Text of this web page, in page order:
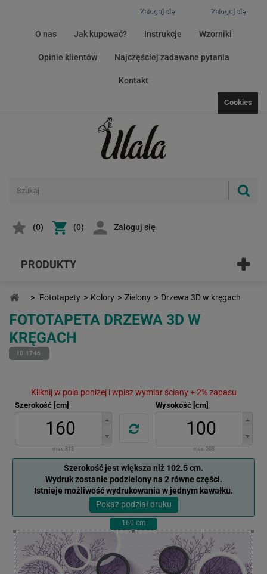
Zaloguj się
Zaloguj się
O nas Jak kupować? Instrukcje Wzorniki
Opinie klientów Najczęściej zadawane pytania
Kontakt
Cookies
(0) (0) Zaloguj się
PRODUKTY
> Fototapety > Kolory > Zielony > Drzewa 3D w kręgach
FOTOTAPETA DRZEWA 3D W
KRĘGACH
ID 1746
Kliknij w pola poniżej i wpisz wymiar ściany + 2% zapasu
Szerokość [cm]
max: 813
Wysokość [cm]
max: 508
Szerokość jest większa niż 102.5 cm.
Wydruk zostanie podzielony na 2 równe części.
Istnieje możliwość wydrukowania w jednym kawałku.
Pokaż podział druku
160 cm